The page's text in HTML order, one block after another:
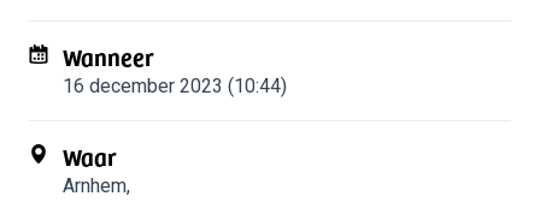
Wanneer
16 december 2023 (10:44)
Waar
Arnhem,